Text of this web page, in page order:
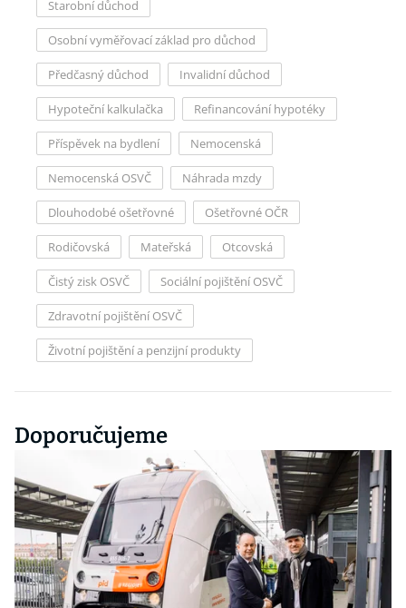
Starobní důchod
Osobní vyměřovací základ pro důchod
Předčasný důchod Invalidní důchod
Hypoteční kalkulačka Refinancování hypotéky
Příspěvek na bydlení Nemocenská
Nemocenská OSVČ Náhrada mzdy
Dlouhodobé ošetřovné Ošetřovné OČR
Rodičovská Mateřská Otcovská
Čistý zisk OSVČ Sociální pojištění OSVČ
Zdravotní pojištění OSVČ
Životní pojištění a penzijní produkty
Doporučujeme